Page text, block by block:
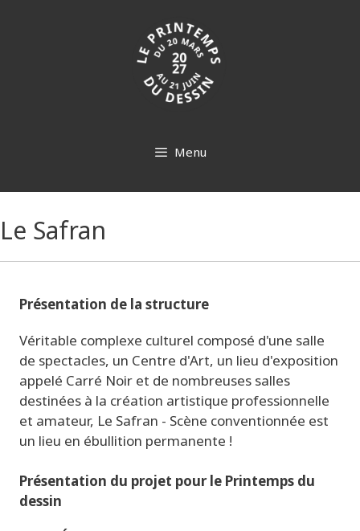
Menu
Le Safran
Présentation de la structure
Véritable complexe culturel composé d'une salle
de spectacles, un Centre d'Art, un lieu d'exposition
appelé Carré Noir et de nombreuses salles
destinées à la création artistique professionnelle
et amateur, Le Safran - Scène conventionnée est
un lieu en ébullition permanente !
Présentation du projet pour le Printemps du
dessin